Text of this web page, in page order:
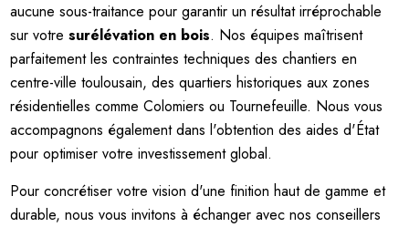
aucune sous-traitance pour garantir un résultat irréprochable
sur votresurélévation en bois. Nos équipes maîtrisent
parfaitement les contraintes techniques des chantiers en
centre-ville toulousain, des quartiers historiques aux zones
résidentielles comme Colomiers ou Tournefeuille. Nous vous
accompagnons également dans l'obtention des aides d'État
pour optimiser votre investissement global.
Pour concrétiser votre vision d'une finition haut de gamme et
durable, nous vous invitons à échanger avec nos conseillers